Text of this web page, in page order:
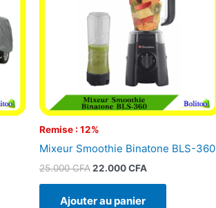
Remise : 12%
Mixeur Smoothie Binatone BLS-360
25.000CFA 22.000CFA
Ajouter au panier